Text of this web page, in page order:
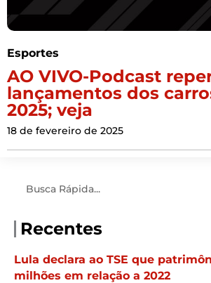
Esportes
AO VIVO-Podcast
lançamentos dos
2025; veja
18 de fevereiro de 2025
Recentes
Lula declara ao TSE que
milhões em relação a 2022